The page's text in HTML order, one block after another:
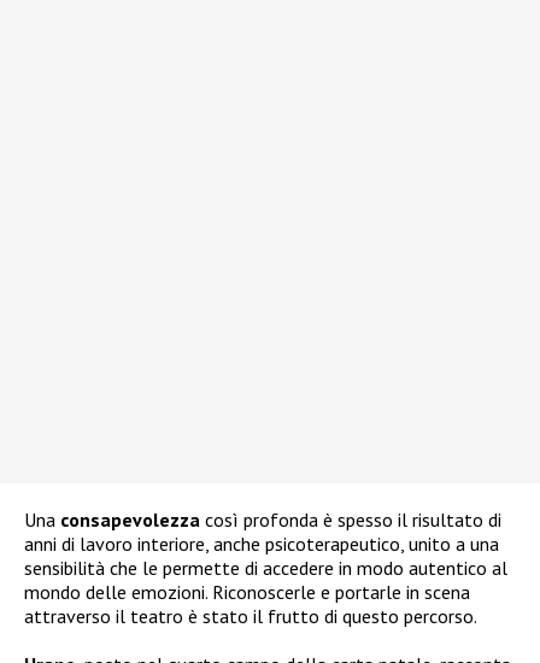
Una consapevolezza così profonda è spesso il risultato di
anni di lavoro interiore, anche psicoterapeutico, unito a una
sensibilità che le permette di accedere in modo autentico al
mondo delle emozioni. Riconoscerle e portarle in scena
attraverso il teatro è stato il frutto di questo percorso.